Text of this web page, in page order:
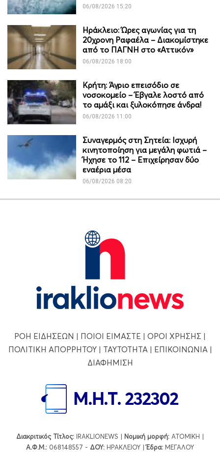
06/08/2026 15:20
Ηράκλειο: Ώρες αγωνίας για τη
20χρονη Ραφαέλα – Διακομίστηκε
από το ΠΑΓΝΗ στο «Αττικόν»
06/08/2026 18:00
Κρήτη: Άγριο επεισόδιο σε
νοσοκομείο – Έβγαλε λοστό από
το αμάξι και ξυλοκόπησε άνδρα!
06/08/2026 11:00
Συναγερμός στη Σητεία: Ισχυρή
κινητοποίηση για μεγάλη φωτιά –
Ήχησε το 112 – Επιχείρησαν δύο
εναέρια μέσα
06/08/2026 08:20
ΡΟΗ ΕΙΔΗΣΕΩΝ | ΠΟΙΟΙ ΕΙΜΑΣΤΕ | ΟΡΟΙ ΧΡΗΣΗΣ |
ΠΟΛΙΤΙΚΗ ΑΠΟΡΡΗΤΟΥ| ΤΑΥΤΟΤΗΤΑ | ΕΠΙΚΟΙΝΩΝΙΑ |
ΔΙΑΦΗΜΙΣΗ
Διακριτικός Τίτλος: IRAKLIONEWS | Νομική μορφή: ΑΤΟΜΙΚΗ |
Α.Φ.Μ.: 068148557 - ΔΟΥ: ΗΡΑΚΛΕΙΟΥ |Έδρα: ΜΕΓΑΛΟΥ